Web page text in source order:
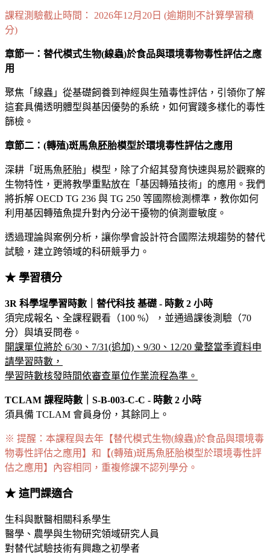
課程測驗截止時間： 2026年12月20日 (逾期則不計算學習積
分)
章節一：替代模式生物(線蟲)於食品與環境毒物毒性評估之應
用
聚焦「線蟲」從基礎飼養到神經與生殖毒性評估，引領你了解
這套具備透明體型與基因優勢的系統，如何實踐多樣化的毒性
篩檢。
章節二：(轉殖)斑馬魚胚胎模型於環境毒性評估之應用
深耕「斑馬魚胚胎」模型，除了介紹其發育快速與易於觀察的
生物特性，更將教學重點放在「基因轉殖技術」的應用。我們
將拆解 OECD TG 236 與 TG 250 等國際檢測標準，教你如何
利用基因轉殖魚提升對內分泌干擾物的偵測靈敏度。
透過理論與案例分析，讓你學會設計符合國際法規趨勢的替代
試驗，建立跨領域的科研競爭力。
★ 學習積分
3R 科學埕學習時數｜替代科技 基礎 - 時數 2 小時
須完成報名、全課程觀看（100 %），並通過課後測驗（70
分）與填妥問卷。
開課單位將於 6/30、7/31(追加)、9/30、12/20 彙整當季資料申
請學習時數，
學習時數核發時間依審查單位作業流程為準。
TCLAM 課程時數｜S-B-003-C-C - 時數 2 小時
須具備 TCLAM 會員身份，其餘同上。
※ 提醒：本課程與去年【替代模式生物(線蟲)於食品與環境毒
物毒性評估之應用】和【(轉殖)斑馬魚胚胎模型於環境毒性評
估之應用】內容相同，重複修課不認列學分。
★ 這門課適合
生科與獸醫相關科系學生
醫學、農學與生物研究領域研究人員
對替代試驗技術有興趣之初學者